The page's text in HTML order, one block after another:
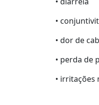
•
• dor de
• perda de
• irritações